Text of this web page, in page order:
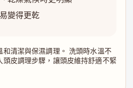
變得更乾
和清潔與保濕調理。 洗頭時水溫不
頭皮調理步驟，讓頭皮維持舒適不緊